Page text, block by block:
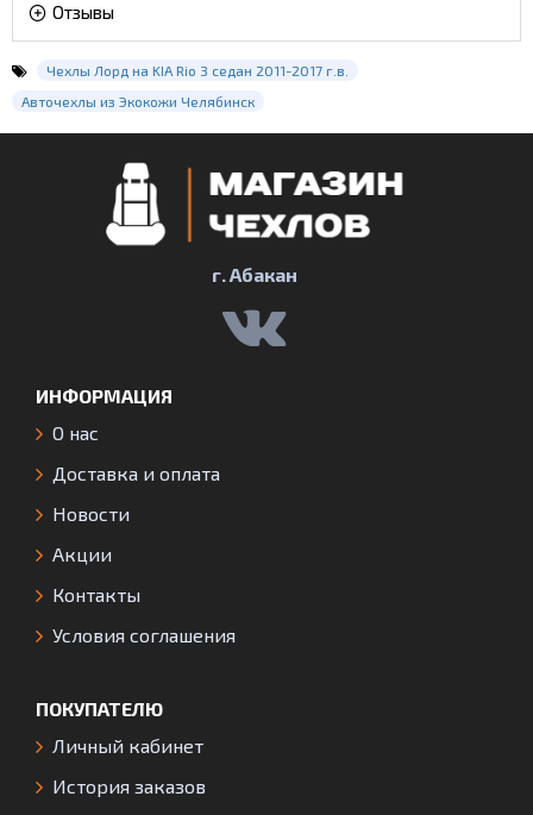
Отзывы
Чехлы Лорд на KIA Rio 3 седан 2011-2017 г.в.
Авточехлы из Экокожи Челябинск
г. Абакан
ИНФОРМАЦИЯ
О нас
Доставка и оплата
Новости
Акции
Контакты
Условия соглашения
ПОКУПАТЕЛЮ
Личный кабинет
История заказов